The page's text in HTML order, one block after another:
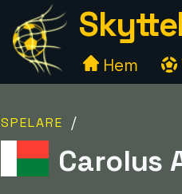
Hem
SPELARE /
Carolus